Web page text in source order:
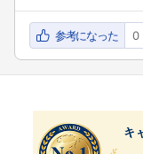
参考になった 0